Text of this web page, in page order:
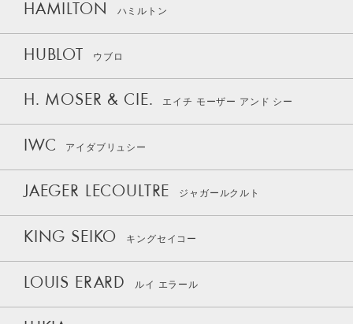
HAMILTON ハミルトン
HUBLOT ウブロ
H. MOSER & CIE. エイチ モーザー アンド シー
IWC アイダブリュシー
JAEGER LECOULTRE ジャガールクルト
KING SEIKO キングセイコー
LOUIS ERARD ルイ エラール